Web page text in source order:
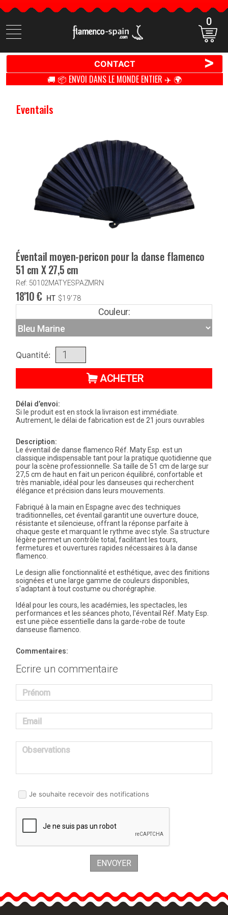
Cherchez
des
0
CONTACT >
🚚 📦 ENVOI DANS LE MONDE ENTIER ✈️ 🌍
Eventails
Éventail moyen-pericon pour la danse flamenco
51 cm X 27,5 cm
Ref: 50102MATYESPAZMRN
18'10€ HT $19'78
Couleur:
Quantité:
ACHETER
Délai d’envoi:
Si le produit est en stock la livraison est immédiate.
Autrement, le délai de fabrication est de 21 jours ouvrables
Description:
Le éventail de danse flamenco Réf. Maty Esp. est un
classique indispensable tant pour la pratique quotidienne que
pour la scène professionnelle. Sa taille de 51 cm de large sur
27,5 cm de haut en fait un pericon équilibré, confortable et
très maniable, idéal pour les danseuses qui recherchent
élégance et précision dans leurs mouvements.
Fabriqué à la main en Espagne avec des techniques
traditionnelles, cet éventail garantit une ouverture douce,
résistante et silencieuse, offrant la réponse parfaite à
chaque geste et marquant le rythme avec style. Sa structure
légère permet un contrôle total, facilitant les tours,
fermetures et ouvertures rapides nécessaires à la danse
flamenco.
Le design allie fonctionnalité et esthétique, avec des finitions
soignées et une large gamme de couleurs disponibles,
s'adaptant à tout costume ou chorégraphie.
Idéal pour les cours, les académies, les spectacles, les
performances et les séances photo, l'éventail Réf. Maty Esp.
est une pièce essentielle dans la garde-robe de toute
danseuse flamenco.
Commentaires:
Ecrire un commentaire
Prénom
Email
Observations
Je souhaite recevoir des notifications
ENVOYER